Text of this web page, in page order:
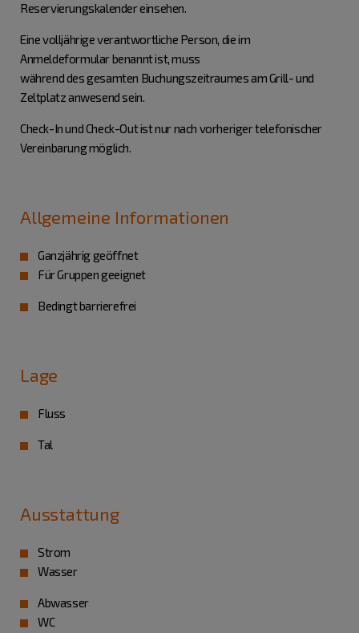
Reservierungskalender einsehen.
Eine volljährige verantwortliche Person, die im
Anmeldeformular benannt ist, muss
während des gesamten Buchungszeitraumes am Grill- und
Zeltplatz anwesend sein.
Check-In und Check-Out ist nur nach vorheriger telefonischer
Vereinbarung möglich.
Allgemeine Informationen
Ganzjährig geöffnet
Für Gruppen geeignet
Bedingt barrierefrei
Lage
Fluss
Tal
Ausstattung
Strom
Wasser
Abwasser
WC